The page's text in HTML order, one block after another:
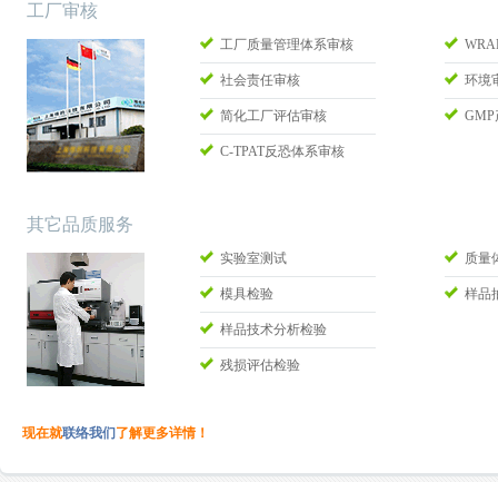
工厂审核
工厂质量管理体系审核
社会责任审核
简化工厂评估审核
C-TPAT反恐体系审核
环境
GMP
其它品质服务
实验室测试
模具检验
样品技术分析检验
残损评估检验
质量
样品
现在就联络我们 了解更多详情！